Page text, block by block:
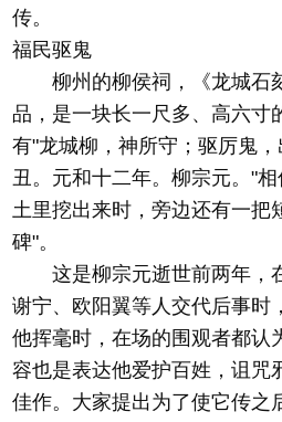
传。
福民驱鬼
柳州的柳侯祠，《龙城石
品，是一块长一尺多、高六寸
有"龙城柳，神所守；驱厉鬼
丑。元和十二年。柳宗元。"
土里挖出来时，旁边还有一把
碑"。
这是柳宗元逝世前两年，在
谢宁、欧阳翼等人交代后事时
他挥毫时，在场的围观者都认
容也是表达他爱护百姓，诅咒
佳作。大家提出为了使它传之